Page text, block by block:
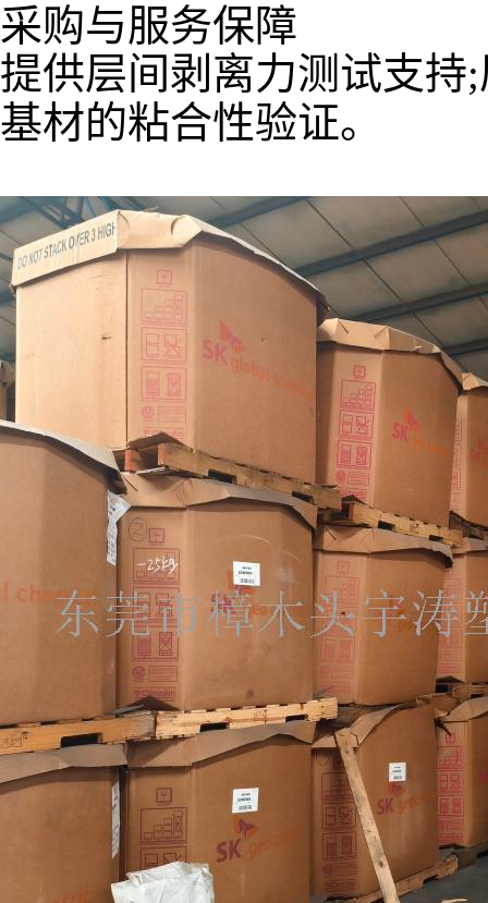
采购与服务保障
提供层间剥离力测试支持
基材的粘合性验证。